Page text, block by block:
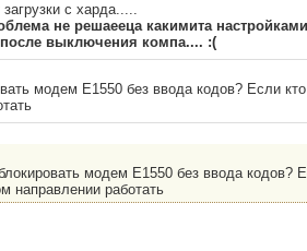
с харда.....
не решаееца какимита
выключения компа.... :(
модем Е1550 без ввода кодов? Если
модем Е1550 без ввода кодов?
направлении работать